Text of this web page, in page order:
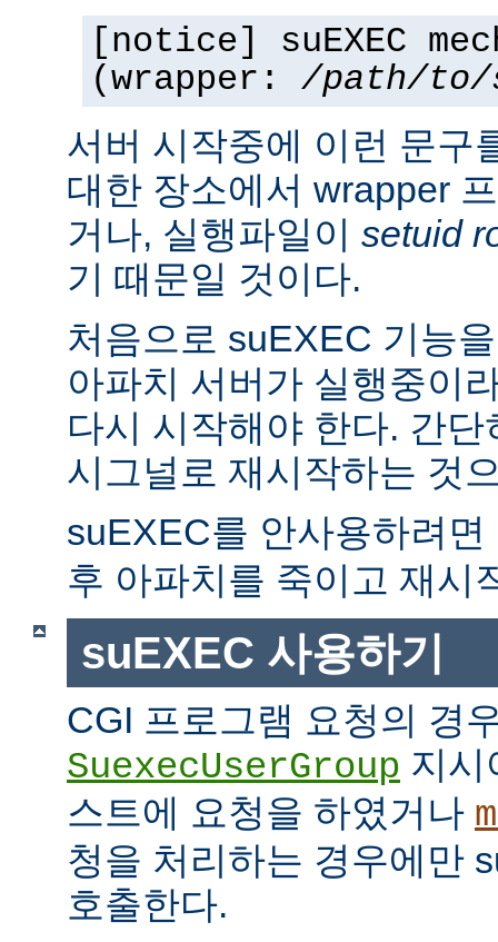
[notice] suEXEC
(wrapper: /path/to/
서버 시작중에 이런 문구
대한 장소에서 wrapper
거나, 실행파일이 setuid
기 때문일 것이다.
처음으로 suEXEC 기능
아파치 서버가 실행중이
다시 시작해야 한다. 간
시그널로 재시작하는 것
suEXEC를 안사용하려면
후 아파치를 죽이고 재시
suEXEC 사용하기
CGI 프로그램 요청의 경
SuexecUserGroup 지시
스트에 요청을 하였거나
청을 처리하는 경우에만
호출한다.